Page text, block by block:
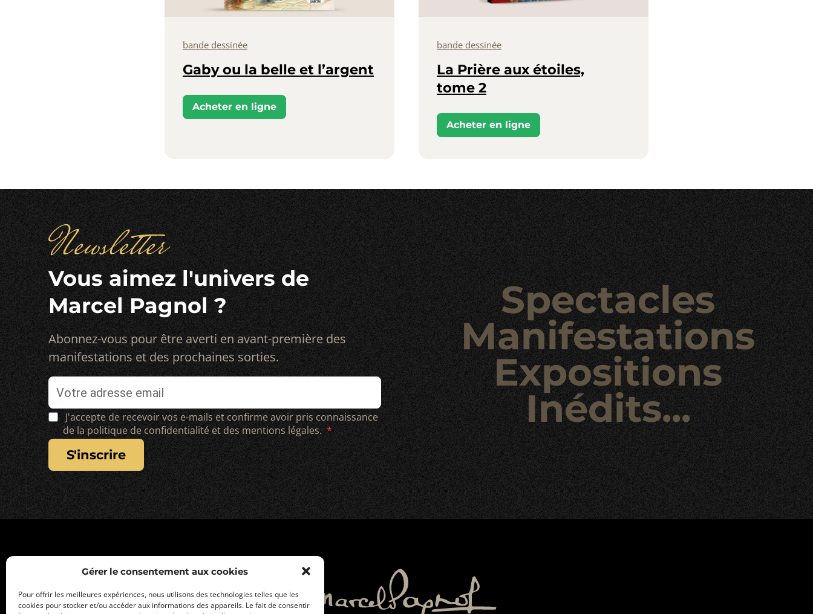
Gérer le consentement aux cookies
Pour offrir les meilleures expériences, nous utilisons des technologies telles que les
cookies pour stocker et/ou accéder aux informations des appareils. Le fait de consentir
bande dessinée
Gaby ou la belle et l’argent
Acheter en ligne
bande dessinée
La Prière aux étoiles,
tome 2
Acheter en ligne
Newsletter
Vous aimez l'univers de
Marcel Pagnol ?
Abonnez-vous pour être averti en avant-première des
manifestations et des prochaines sorties.
J'accepte de recevoir vos e-mails et confirme avoir pris connaissance
de la politique de confidentialité et des mentions légales.
s'inscrire
Spectacles
Manifestations
Expositions
Inédits...